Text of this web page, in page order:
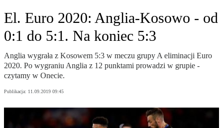
El. Euro 2020: Anglia-Kosowo - od
0:1 do 5:1. Na koniec 5:3
Anglia wygrała z Kosowem 5:3 w meczu grupy A eliminacji Euro
2020. Po wygraniu Anglia z 12 punktami prowadzi w grupie -
czytamy w Onecie.
Publikacja: 11.09.2019 09:45